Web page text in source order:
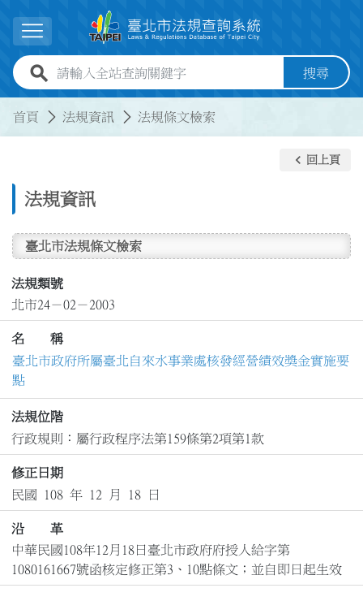
展開選單
全站查詢關鍵字欄位 搜尋
首頁 法規資訊 法規條文檢索
法規資訊
keyboard_arrow_left 回上頁
臺北市法規條文檢索
法規類號
北市24－02－2003
名 稱
臺北市政府所屬臺北自來水事業處核發經營績效獎金實施要
點
法規位階
行政規則：屬行政程序法第159條第2項第1款
修正日期
民國 108 年 12 月 18 日
沿 革
中華民國108年12月18日臺北市政府府授人給字第
1080161667號函核定修正第3、10點條文；並自即日起生效